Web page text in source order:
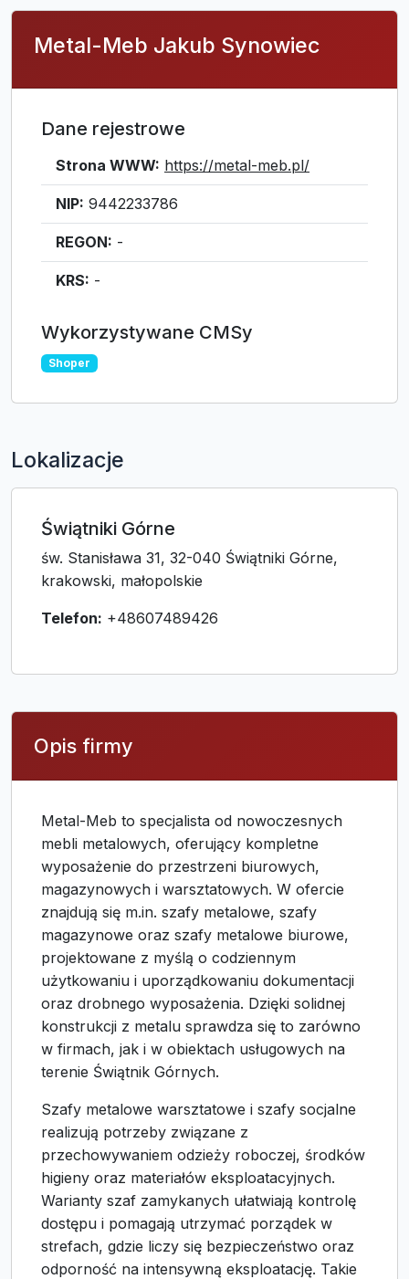
Metal-Meb Jakub Synowiec
Dane rejestrowe
Strona WWW: https://metal-meb.pl/
NIP: 9442233786
REGON: -
KRS: -
Wykorzystywane CMSy
Shoper
Lokalizacje
Świątniki Górne
św. Stanisława 31, 32-040 Świątniki Górne,
krakowski, małopolskie
Telefon: +48607489426
Opis firmy
Metal-Meb to specjalista od nowoczesnych
mebli metalowych, oferujący kompletne
wyposażenie do przestrzeni biurowych,
magazynowych i warsztatowych. W ofercie
znajdują się m.in. szafy metalowe, szafy
magazynowe oraz szafy metalowe biurowe,
projektowane z myślą o codziennym
użytkowaniu i uporządkowaniu dokumentacji
oraz drobnego wyposażenia. Dzięki solidnej
konstrukcji z metalu sprawdza się to zarówno
w firmach, jak i w obiektach usługowych na
terenie Świątnik Górnych.
Szafy metalowe warsztatowe i szafy socjalne
realizują potrzeby związane z
przechowywaniem odzieży roboczej, środków
higieny oraz materiałów eksploatacyjnych.
Warianty szaf zamykanych ułatwiają kontrolę
dostępu i pomagają utrzymać porządek w
strefach, gdzie liczy się bezpieczeństwo oraz
odporność na intensywną eksploatację. Takie